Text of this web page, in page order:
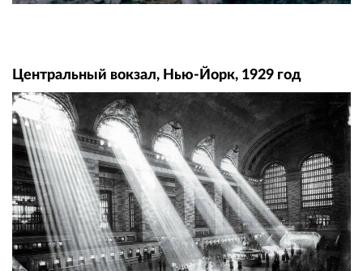
Центральный вокзал, Нью-Йорк, 1929 год